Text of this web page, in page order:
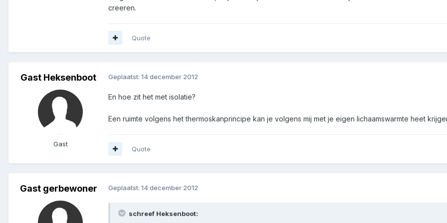
creeren.
Quote
Gast Heksenboot
Gast
Geplaatst: 14 december 2012
En hoe zit het met isolatie?
Een ruimte volgens het thermoskanprincipe kan je volgens mij met je eigen lichaamswarmte heet
Quote
Gast gerbewoner Geplaatst: 14 december 2012
schreef Heksenboot: